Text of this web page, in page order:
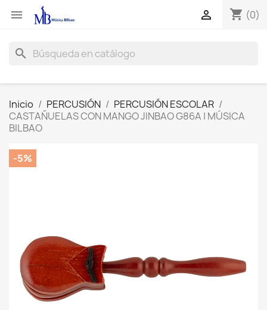
 shopping_cart (0)

search
Inicio PERCUSIÓN
PERCUSIÓN ESCOLAR
CASTAÑUELAS CON MANGO JINBAO G86A | MÚSICA
BILBAO
-5%